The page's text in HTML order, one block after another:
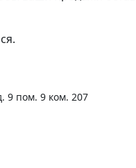
9 пом. 9 ком. 207